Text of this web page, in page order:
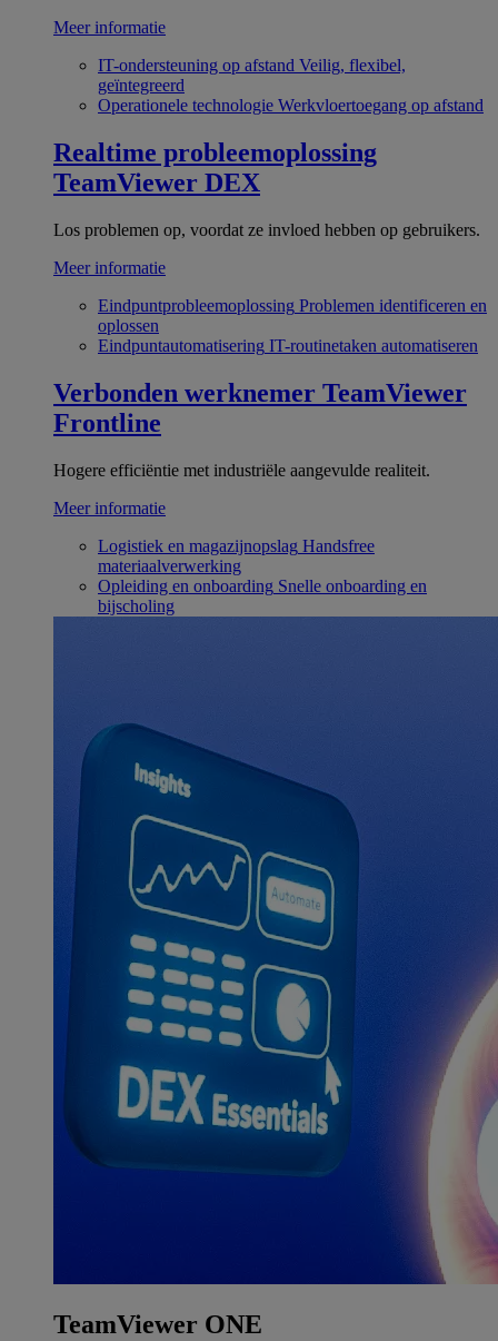
Meer informatie
IT-ondersteuning op afstand Veilig, flexibel,
geïntegreerd
Operationele technologie Werkvloertoegang op afstand
Realtime probleemoplossing
TeamViewer DEX
Los problemen op, voordat ze invloed hebben op gebruikers.
Meer informatie
Eindpuntprobleemoplossing Problemen identificeren en
oplossen
Eindpuntautomatisering IT-routinetaken automatiseren
Verbonden werknemer TeamViewer
Frontline
Hogere efficiëntie met industriële aangevulde realiteit.
Meer informatie
Logistiek en magazijnopslag Handsfree
materiaalverwerking
Opleiding en onboarding Snelle onboarding en
bijscholing
TeamViewer ONE